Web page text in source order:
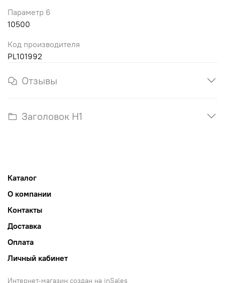
Параметр 6
10500
Код производителя
PL101992
Отзывы
Заголовок H1
Каталог
О компании
Контакты
Доставка
Оплата
Личный кабинет
Интернет-магазин создан на inSales